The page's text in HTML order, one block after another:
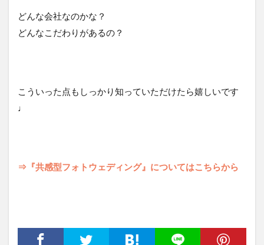
どんな会社なのかな？
どんなこだわりがあるの？
こういった点もしっかり知っていただけたら嬉しいです
♩
⇒『共感型フォトウェディング』についてはこちらから